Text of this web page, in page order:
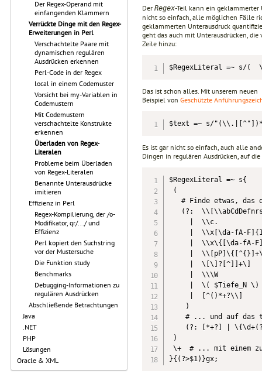
Der Regex-Operand mit
einfangenden Klammern
Verrückte Dinge mit den Regex-
Erweiterungen in Perl
Verschachtelte Paare mit
dynamischen regulären
Ausdrücken erkennen
Perl-Code in der Regex
local in einem Codemuster
Vorsicht bei my-Variablen in
Codemustern
Mit Codemustern
verschachtelte Konstrukte
erkennen
Überladen von Regex-
Literalen
Probleme beim Überladen
von Regex-Literalen
Benannte Unterausdrücke
imitieren
Effizienz in Perl
Regex-Kompilierung, der /o-
Modifikator, qr/.../ und
Effizienz
Perl kopiert den Suchstring
vor der Mustersuche
Die Funktion study
Benchmarks
Debugging-Informationen zu
regulären Ausdrücken
Abschließende Betrachtungen
Java
.NET
PHP
Lösungen
Oracle & XML
Der Regex-Teil kann ein geklammerter
nicht so einfach, alle möglichen Fälle
geklammerten Unterausdruck
geht das auch mit Unterausdrücken,
Zeile hinzu:
$RegexLiteral =~ s/(
Das ist schon alles. Mit unserem neuen
Beispiel von Geschützte
$text =~ s/
Es ist gar nicht so einfach, auch alle
Dingen in regulären Ausdrücken, auf
$RegexLiteral =~ s{
(
# Finde etwas, das
(?:
|  \\c.
|  \\x[\da-fA-
|  \\x\{[\da-fA-
|
|  \[\]?[^]]+\]
|  \\\W
|  \( $Tiefe_N
|  [^()*+?\\]
    )
# ... und auf das
(?: [*+?] |
)
\+  # ... mit einem
}{(?>$1)}gx;